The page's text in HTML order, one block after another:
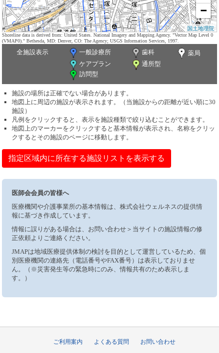
−
国土地理院
Shoreline data is derived from: United States. National Imagery and Mapping Agency. "Vector Map Level 0
(VMAP0)." Bethesda, MD: Denver, CO: The Agency; USGS Information Services, 1997.
全施設表示 一般診療所 歯科
薬局
ケアプラン
通所型
訪問型
施設の場所は正確でない場合があります。
地図上に周辺の施設が表示されます。（当施設からの距離が近い順に30
施設）
凡例をクリックすると、表示を施設種類で絞り込むことができます。
地図上のマーカーをクリックすると基本情報が表示され、名称をクリッ
クするとその施設のページに移動します。
指定区域内に所在する施設リストを表示する
医師会会員の皆様へ
医療機関や介護事業所の基本情報は、株式会社ウェルネスの提供情
報に基づき作成しています。
情報に誤りがある場合は、お問い合わせ＞当サイトの施設情報の修
正依頼よりご連絡ください。
JMAPは地域医療提供体制の検討を目的として運営しているため、個
別医療機関の連絡先（電話番号やFAX番号）は表示しておりませ
ん。（※災害発生等の緊急時にのみ、情報共有のため表示しま
す。）
ご利用案内 よくある質問 お問い合わせ